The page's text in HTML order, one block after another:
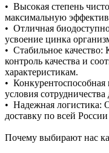
• Высокая степень
максимальную
• Отличная
усвоение цинка
• Стабильное качество:
контроль качества и
характеристикам.
•
условия
• Надежная логистика:
доставку по всей
Почему выбирают нас